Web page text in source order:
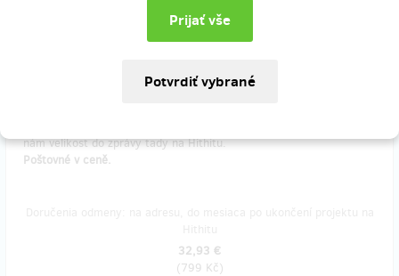
Tričko Crazy High
nám velikost do zprávy tady na Hithitu.
Poštovné v ceně.
32,93 €
(799 Kč)